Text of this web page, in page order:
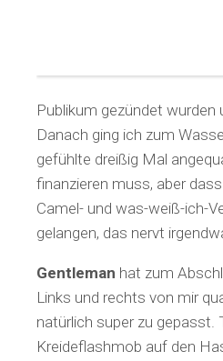
Publikum gezündet wurden
Danach ging ich zum
gefühlte dreißig Mal
finanzieren muss, aber
Camel- und was-weiß-ich-
gelangen, das nervt
Gentleman hat zum
Links und rechts von mir
natürlich super zu gepasst.
Kreideflashmob auf den